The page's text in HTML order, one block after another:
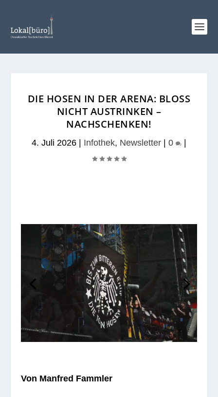
DIE HOSEN IN DER ARENA: BLOSS N
ICHT AUSTRINKEN – N
ACHSCHENKEN!
4. Juli 2026 Infothek, Newsletter 0
Von Man­fred Fammler